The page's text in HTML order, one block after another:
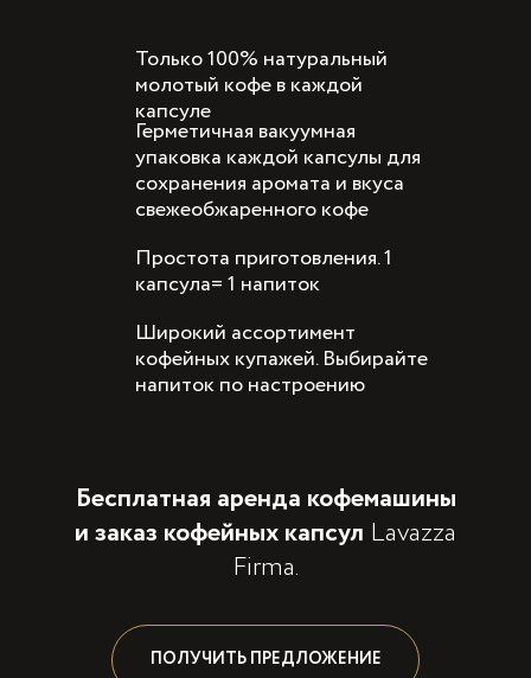
Только 100% натуральный
молотый кофе в каждой
капсуле
Герметичная вакуумная
упаковка каждой капсулы для
сохранения аромата и вкуса
свежеобжаренного кофе
Простота приготовления. 1
капсула= 1 напиток
Широкий ассортимент
кофейных купажей. Выбирайте
напиток по настроению
ПОЛУЧИТЬ ПРЕДЛОЖЕНИЕ
Бесплатная аренда кофемашины
и заказ кофейных капсул Lavazza
Firma.